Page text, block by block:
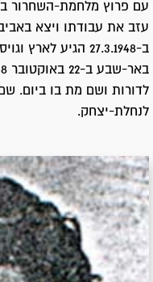
עם פרוץ מלחמת-השחרור
ב-27.3.1948 הגיע
לנחלת-יצחק.